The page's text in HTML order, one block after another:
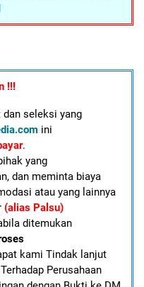
!!!
seleksi yang
ini
.
yang
dan meminta biaya
atau yang lainnya
(alias Palsu)
ditemukan
kami Tindak lanjut
Terhadap Perusahaan